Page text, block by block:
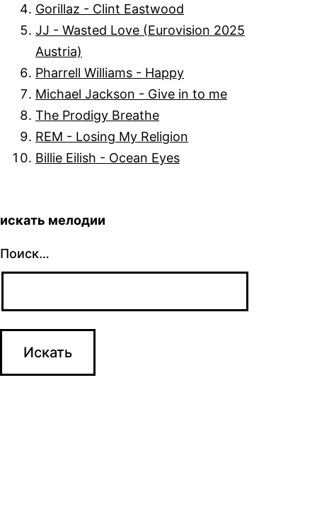
Gorillaz - Clint Eastwood
JJ - Wasted Love (Eurovision 2025
Austria)
Pharrell Williams - Happy
Michael Jackson - Give in to me
The Prodigy Breathe
REM - Losing My Religion
Billie Eilish - Ocean Eyes
искать мелодии
Поиск…